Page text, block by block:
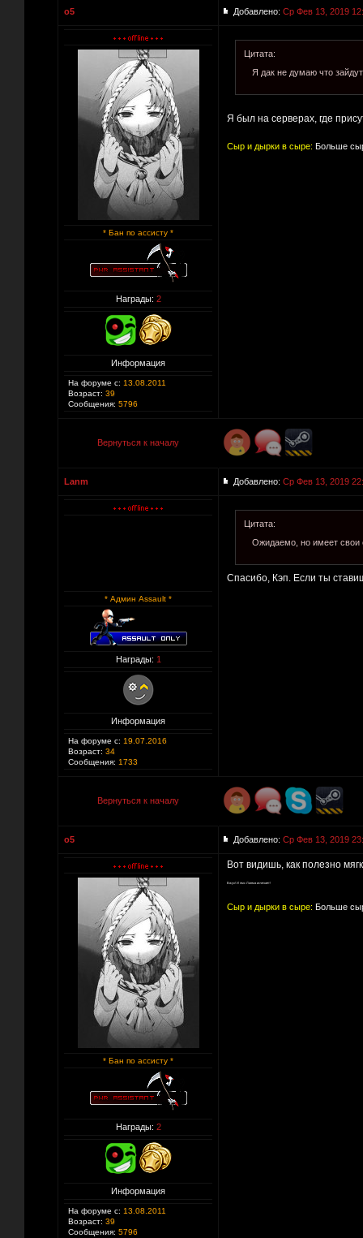
o5 Добавлено: Ср Фев 13, 2019
* Бан по ассисту *
Награды: 2
Информация
На форуме с: 13.08.2011
Возраст: 39
Сообщения: 5796
Цитата:
Я дак не думаю что
Я был на серверах, где
Сыр и дырки в сыре: Больше
Вернуться к началу
Lanm Добавлено: Ср Фев 13, 2019
* Админ Assault *
Награды: 1
Информация
На форуме с: 19.07.2016
Возраст: 34
Сообщения: 1733
Цитата:
Ожидаемо, но имеет свои
Спасибо, Кэп. Если ты
Вернуться к началу
o5 Добавлено: Ср Фев 13, 2019
* Бан по ассисту *
Награды: 2
Информация
На форуме с: 13.08.2011
Возраст: 39
Сообщения: 5796
Вот видишь, как полезно
Вжух! И пмс Ланма исчезает!
Сыр и дырки в сыре: Больше